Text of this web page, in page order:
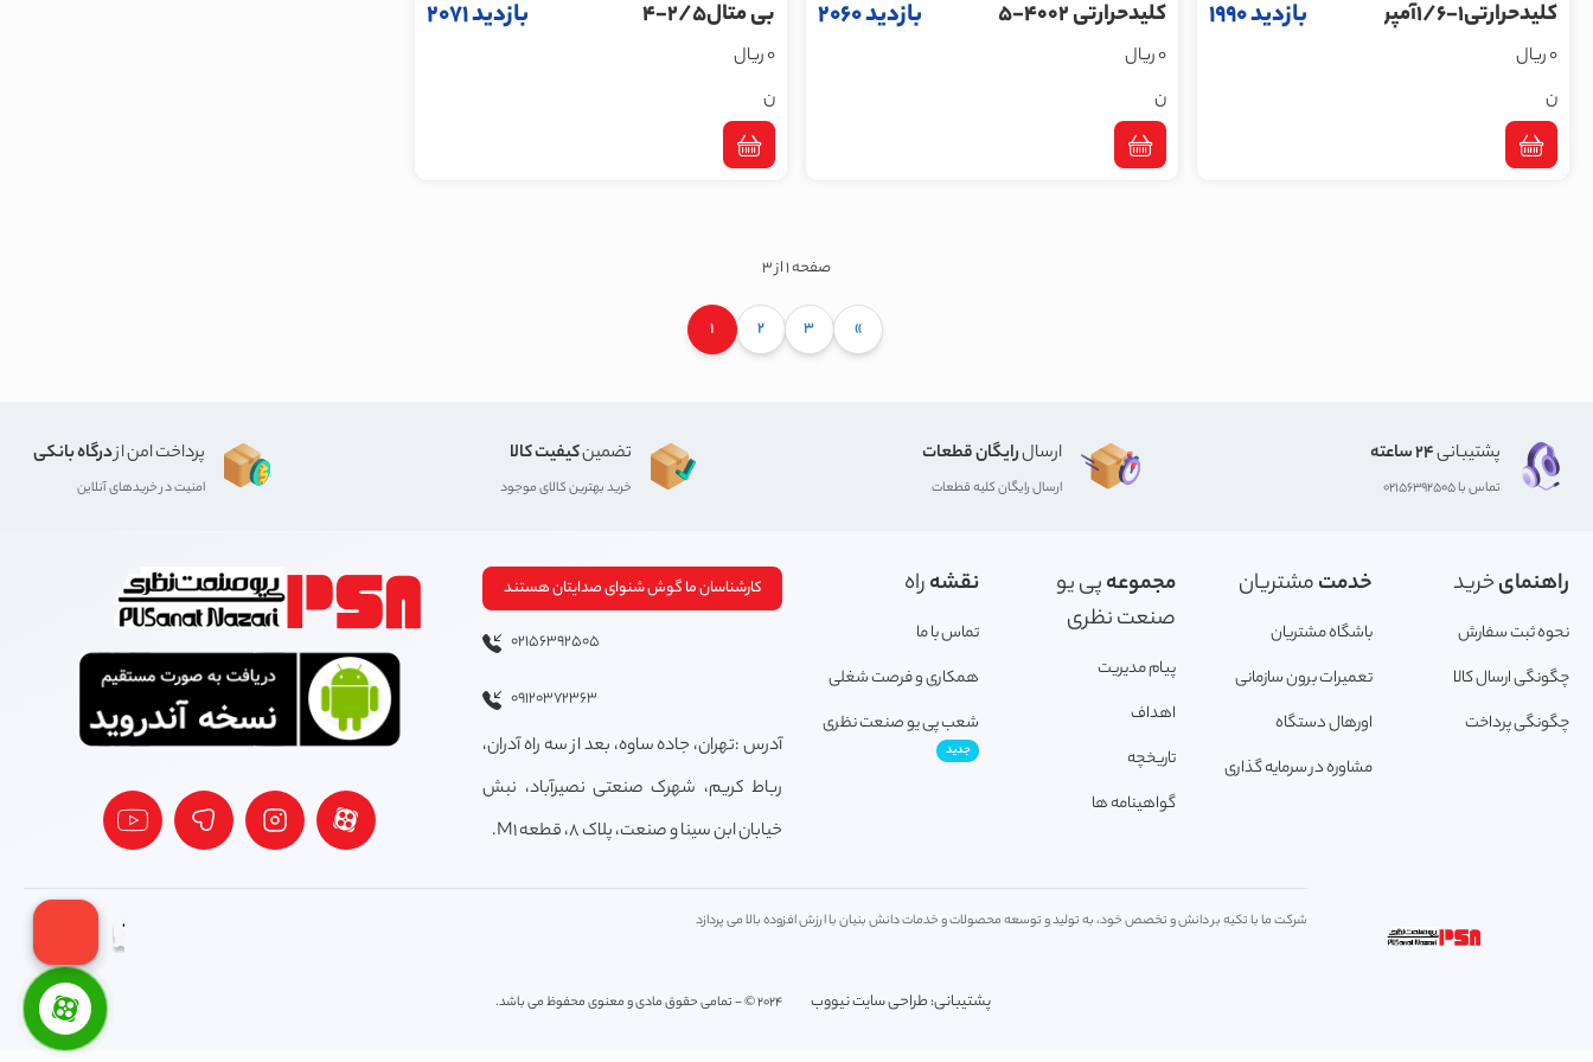
کلیدحرارتی1-1/6آمپر بازدید 1990
0 ریال
ن
کلیدحرارتی 4002-5 بازدید 2060
0 ریال
ن
بی متال2/5-4 بازدید 2071
0 ریال
ن
صفحه 1 از 3
1 2 3 »
پشتیبانی24 ساعته
تماس با 02156392505
ارسالرایگان قطعات
ارسال رایگان کلیه قطعات
تضمینکیفیت کالا
خرید بهترین کالای موجود
پرداخت امن ازدرگاه بانکی
امنیت در خریدهای آنلاین
راهنمایخرید
نحوه ثبت سفارش
چگونگی ارسال کالا
چگونگی پرداخت
خدمتمشتریان
باشگاه مشتریان
تعمیرات برون سازمانی
اورهال دستگاه
مشاوره در سرمایه گذاری
مجموعهپی یو
صنعت نظری
پیام مدیریت
اهداف
تاریخچه
گواهینامه ها
نقشهراه
تماس با ما
همکاری و فرصت شغلی
شعب پی یو صنعت نظری
جدید
کارشناسان ما گوش شنوای صدایتان هستند
02156392505
09120372363
آدرس :تهران، جاده ساوه، بعد از سه راه آدران،
رباط کریم، شهرک صنعتی نصیرآباد، نبش
خیابان ابن سینا و صنعت، پلاک 8، قطعه M1.
شرکت ما با تکیه بر دانش و تخصص خود، به تولید و توسعه محصولات و خدمات دانش بنیان با ارزش افزوده بالا می پردازد
پشتیبانی: طراحی سایت نیووب 2024 © - تمامی حقوق مادی و معنوی محفوظ می باشد.